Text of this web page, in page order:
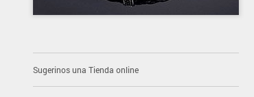
Sugerinos una Tienda online